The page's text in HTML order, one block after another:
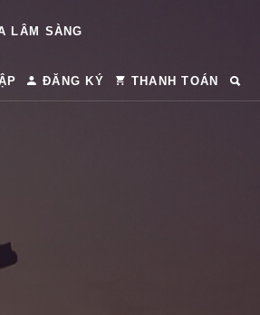
LÂM SÀNG
ĐĂNG KÝ THANH TOÁN